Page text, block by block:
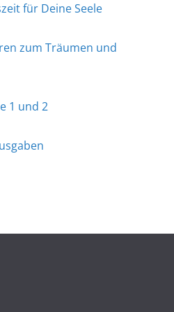
für Deine Seele
zum Träumen und
1 und 2